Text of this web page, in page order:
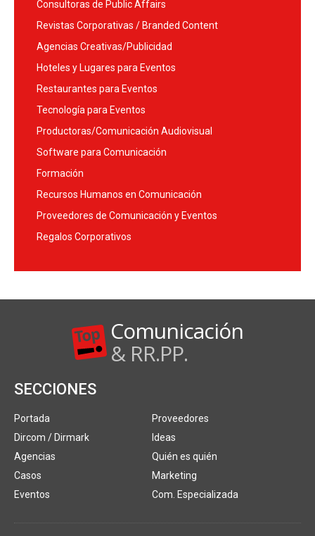
Consultoras de Public Affairs
Revistas Corporativas / Branded Content
Agencias Creativas/Publicidad
Hoteles y Lugares para Eventos
Restaurantes para Eventos
Tecnología para Eventos
Productoras/Comunicación Audiovisual
Software para Comunicación
Formación
Recursos Humanos en Comunicación
Proveedores de Comunicación y Eventos
Regalos Corporativos
Comunicación
& RR.PP.
SECCIONES
Portada
Dircom / Dirmark
Agencias
Casos
Eventos
Proveedores
Ideas
Quién es quién
Marketing
Com. Especializada